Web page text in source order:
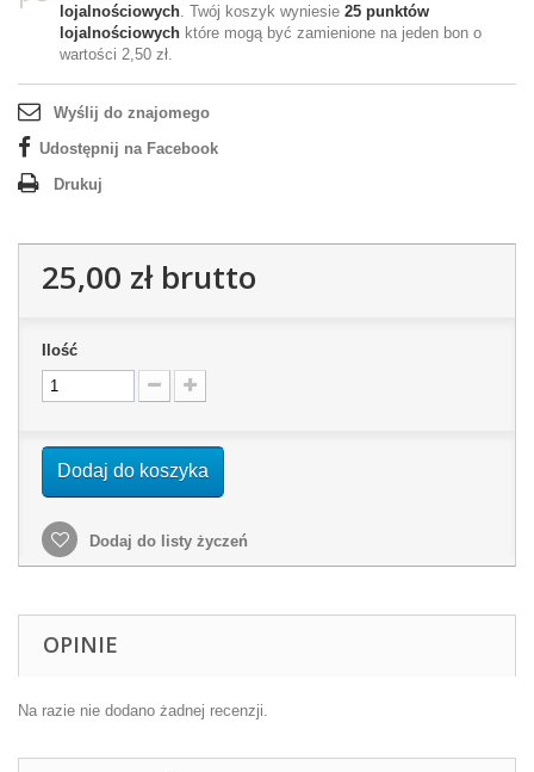
lojalnościowych. Twój koszyk wyniesie 25 punktów
lojalnościowych które mogą być zamienione na jeden bon o
wartości 2,50 zł.
Wyślij do znajomego
Udostępnij na Facebook
Drukuj
25,00 złbrutto
Ilość
Dodaj do koszyka
Dodaj do listy życzeń
OPINIE
Na razie nie dodano żadnej recenzji.